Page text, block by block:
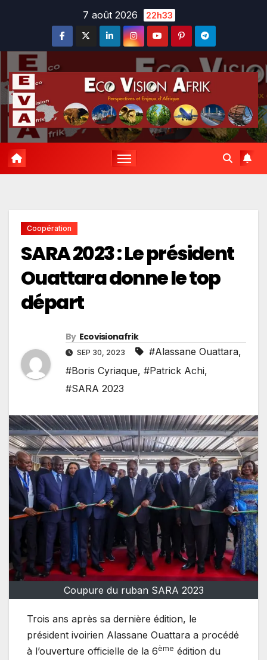
7 août 2026 22h33
Coopération
SARA 2023 : Le président
Ouattara donne le top
départ
By Ecovisionafrik
SEP 30, 2023 #Alassane Ouattara,
#Boris Cyriaque, #Patrick Achi,
#SARA 2023
Coupure du ruban SARA 2023
Trois ans après sa dernière édition, le
président ivoirien Alassane Ouattara a procédé
à l’ouverture officielle de la 6ème édition du